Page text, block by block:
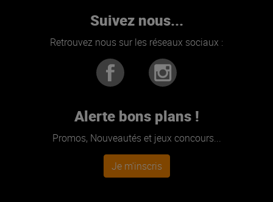
Suivez nous...
Retrouvez nous sur les réseaux sociaux :
Alerte bons plans !
Promos, Nouveautés et jeux concours...
Je m'inscris